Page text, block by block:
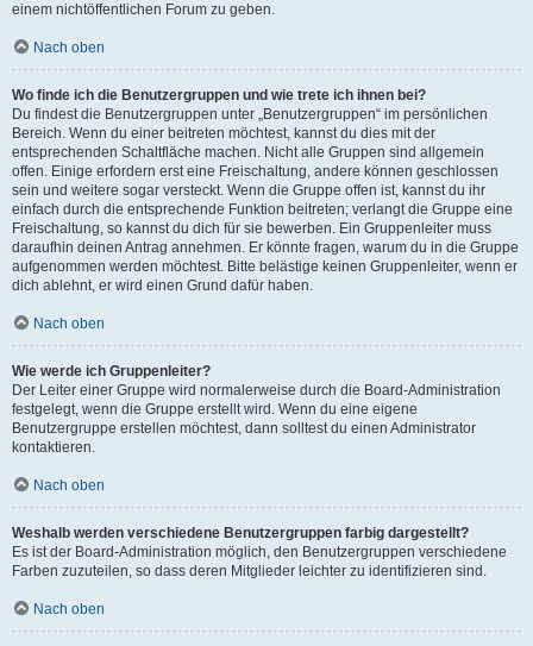
einem nichtöffentlichen Forum zu geben.
Nach oben
Wo finde ich die Benutzergruppen und wie trete ich ihnen bei?
Du findest die Benutzergruppen unter „Benutzergruppen“ im persönlichen
Bereich. Wenn du einer beitreten möchtest, kannst du dies mit der
entsprechenden Schaltfläche machen. Nicht alle Gruppen sind allgemein
offen. Einige erfordern erst eine Freischaltung, andere können geschlossen
sein und weitere sogar versteckt. Wenn die Gruppe offen ist, kannst du ihr
einfach durch die entsprechende Funktion beitreten; verlangt die Gruppe eine
Freischaltung, so kannst du dich für sie bewerben. Ein Gruppenleiter muss
daraufhin deinen Antrag annehmen. Er könnte fragen, warum du in die Gruppe
aufgenommen werden möchtest. Bitte belästige keinen Gruppenleiter, wenn er
dich ablehnt, er wird einen Grund dafür haben.
Nach oben
Wie werde ich Gruppenleiter?
Der Leiter einer Gruppe wird normalerweise durch die Board-Administration
festgelegt, wenn die Gruppe erstellt wird. Wenn du eine eigene
Benutzergruppe erstellen möchtest, dann solltest du einen Administrator
kontaktieren.
Nach oben
Weshalb werden verschiedene Benutzergruppen farbig dargestellt?
Es ist der Board-Administration möglich, den Benutzergruppen verschiedene
Farben zuzuteilen, so dass deren Mitglieder leichter zu identifizieren sind.
Nach oben